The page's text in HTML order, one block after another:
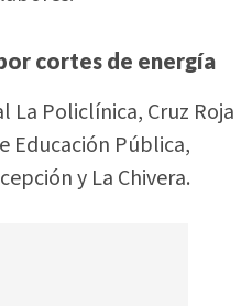
cortes de energía
Policlínica, Cruz Roja
Educación Pública,
y La Chivera.